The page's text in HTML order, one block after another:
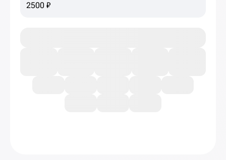
2500 ₽